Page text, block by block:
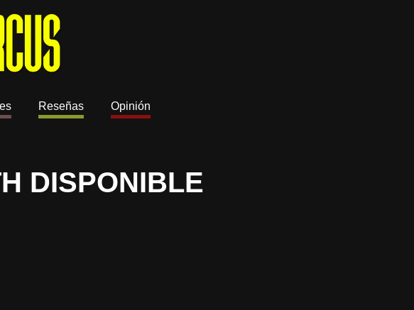
Reseñas Opinión
DISPONIBLE